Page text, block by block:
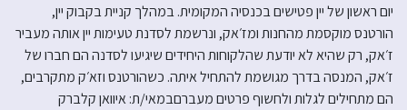
יום ראשון של יין פטישים בכנסיה המקומית. במהלך קניית בקבוק יין,
הורטנס מוקסמת מהחנות ומז׳אק, ונרשמת לסדנת טעימות יין אותה מעביר
ז׳אק, רק שהיא לא יודעת שהלקוחות היחידים שיגיעו לסדנה הם חברו של
ז׳אק, המנסה בדרך מגושמת להתחיל איתה. כשהורטנס וזא׳ק מתקרבים,
הם מתחילים לגלות ולחשוף פרטים מעברםבמאי/ת: איוואן קלברק